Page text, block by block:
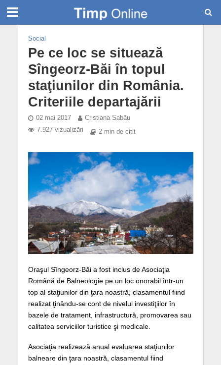
Social
Pe ce loc se situează
Sîngeorz-Băi în topul
staţiunilor din România.
Criteriile departajării
02 mai 2017
Cristiana Sabău
7.927 vizualizări
2 min de citit
Oraşul Sîngeorz-Băi a fost inclus de Asociaţia
Română de Balneologie pe un loc onorabil într-un
top al staţiunilor din ţara noastră, clasamentul fiind
realizat ţinându-se cont de nivelul investiţiilor în
bazele de tratament, infrastructură, promovarea sau
calitatea serviciilor turistice şi medicale.
Asociaţia realizează anual evaluarea staţiunilor
balneare din ţara noastră, clasamentul fiind